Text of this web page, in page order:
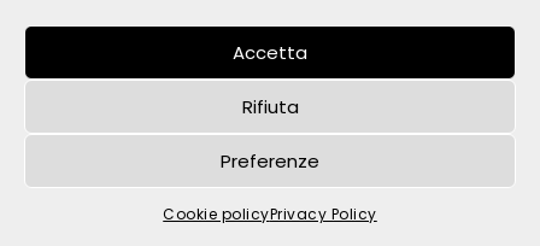
Accetta
Rifiuta
Preferenze
Cookie policyPrivacy Policy